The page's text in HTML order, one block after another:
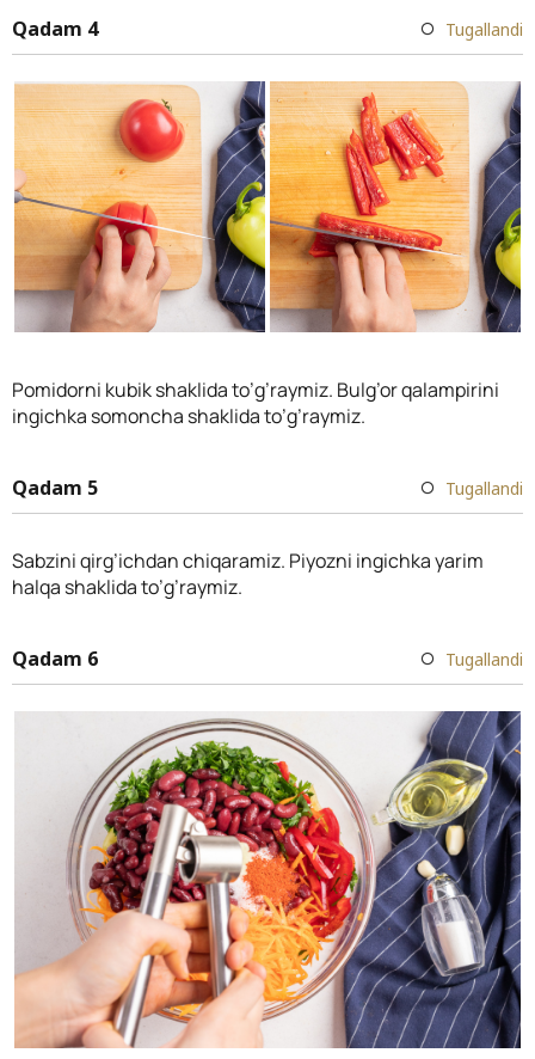
Qadam 4 Tugallandi
Pomidorni kubik shaklida to’g’raymiz. Bulg’or qalampirini
ingichka somoncha shaklida to’g’raymiz.
Qadam 5 Tugallandi
Sabzini qirg’ichdan chiqaramiz. Piyozni ingichka yarim
halqa shaklida to’g’raymiz.
Qadam 6 Tugallandi